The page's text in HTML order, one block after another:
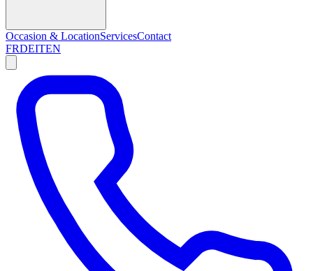
Occasion & LocationServicesContact
FRDEITEN